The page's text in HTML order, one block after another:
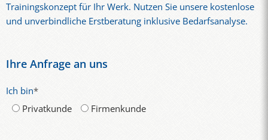
Trainingskonzept für Ihr Werk. Nutzen Sie unsere kostenlose
und unverbindliche Erstberatung inklusive Bedarfsanalyse.
Ihre Anfrage an uns
Ich bin*
Privatkunde
Firmenkunde